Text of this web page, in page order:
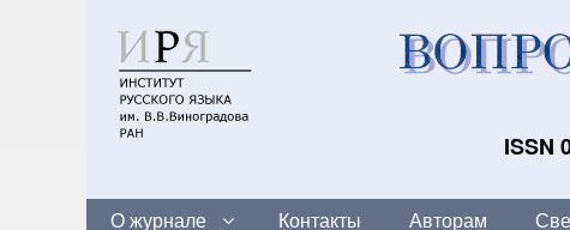
ISSN
О журнале Контакты Авторам